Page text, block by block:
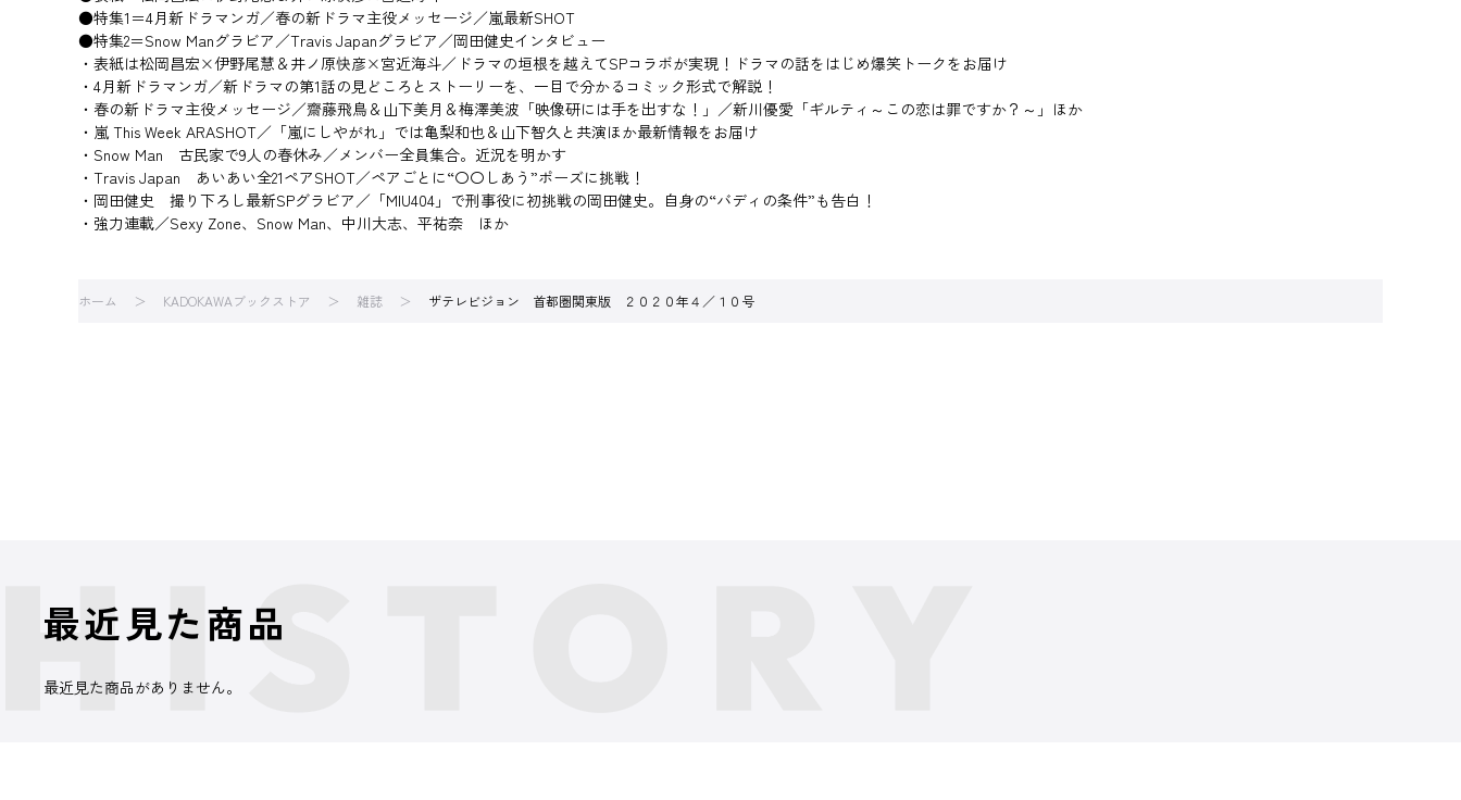
●特集1＝4月新ドラマンガ／春の新ドラマ主役メッセージ／嵐最新SHOT
●特集2＝Snow Manグラビア／Travis Japanグラビア／岡田健史インタビュー
・表紙は松岡昌宏×伊野尾慧＆井ノ原快彦×宮近海斗／ドラマの垣根を越えてSPコラボが実現！ドラマの話をはじめ爆笑トークをお届け
・4月新ドラマンガ／新ドラマの第1話の見どころとストーリーを、一目で分かるコミック形式で解説！
・春の新ドラマ主役メッセージ／齋藤飛鳥＆山下美月＆梅澤美波「映像研には手を出すな！」／新川優愛「ギルティ～この恋は罪ですか？～」ほか
・嵐 This Week ARASHOT／「嵐にしやがれ」では亀梨和也＆山下智久と共演ほか最新情報をお届け
・Snow Man 古民家で9人の春休み／メンバー全員集合。近況を明かす
・Travis Japan あいあい全21ペアSHOT／ペアごとに“〇〇しあう”ポーズに挑戦！
・岡田健史 撮り下ろし最新SPグラビア／「MIU404」で刑事役に初挑戦の岡田健史。自身の“バディの条件”も告白！
・強力連載／Sexy Zone、Snow Man、中川大志、平祐奈 ほか
ホーム KADOKAWAブックストア 雑誌 ザテレビジョン 首都圏関東版 ２０２０年４／１０号
最近見た商品
最近見た商品がありません。